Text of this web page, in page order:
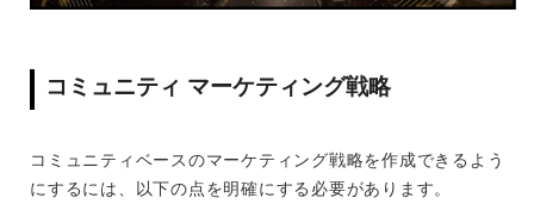
コミュニティ マーケティング戦略
コミュニティベースのマーケティング戦略を作成できるよう
にするには、以下の点を明確にする必要があります。